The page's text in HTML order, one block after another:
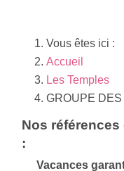
Vous êtes ici :
Accueil
Les Temples
GROUPE
Nos références
:
Vacances